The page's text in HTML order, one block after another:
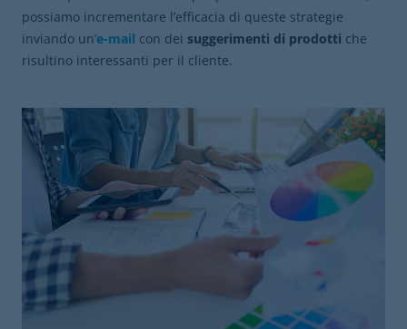
possiamo incrementare l’efficacia di queste strategie
inviando un’e-mail con dei suggerimenti di prodotti che
risultino interessanti per il cliente.